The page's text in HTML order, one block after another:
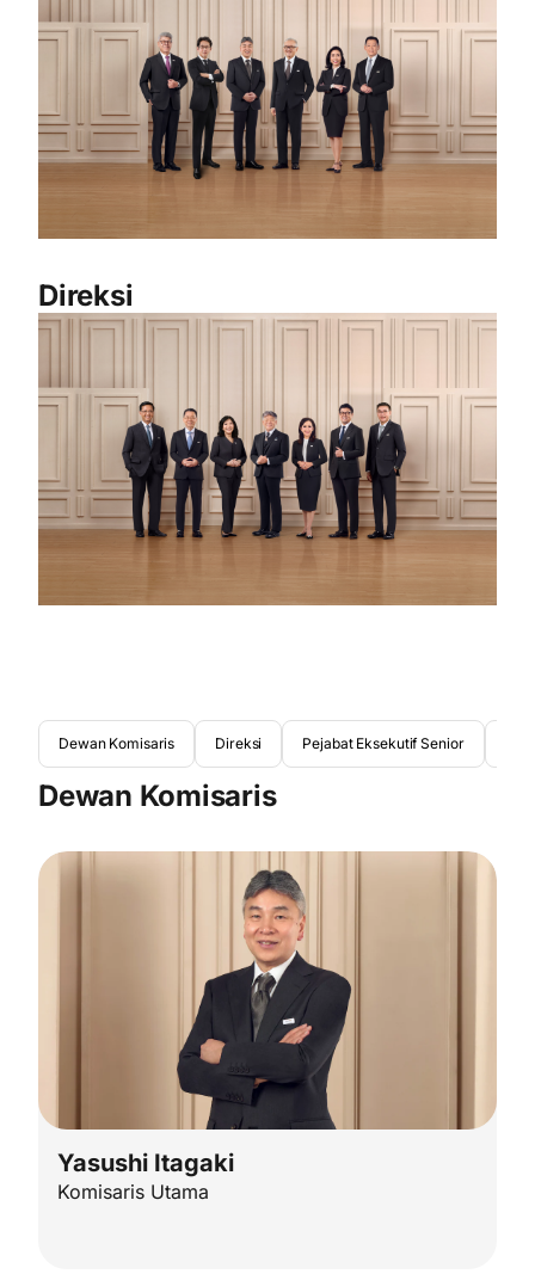
Direksi
Dewan Komisaris Direksi Pejabat Eksekutif Senior
Dewan Komisaris
Yasushi Itagaki
Komisaris Utama